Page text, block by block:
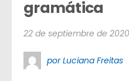
gramática
22 de septiembre de 2020
por Luciana Freitas